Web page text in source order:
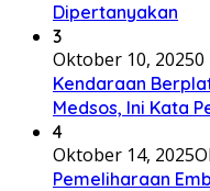
Dipertanyakan
3
Oktober 10, 20250
Kendaraan
Medsos, Ini Kata
4
Oktober 14, 2025
Pemeliharaan